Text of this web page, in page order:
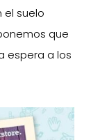
el suelo
que
espera a los